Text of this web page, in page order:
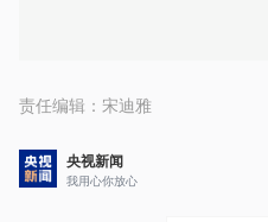
责任编辑： 宋迪雅
央视新闻
我用心你放心